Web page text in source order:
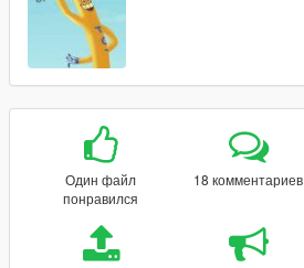
Один файл
понравился
18 комментариев